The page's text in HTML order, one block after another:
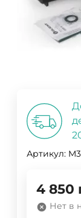
Артикул:
4 850
Нет в